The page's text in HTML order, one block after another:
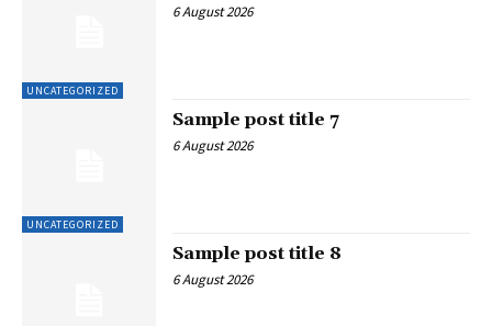
UNCATEGORIZED
6 August 2026
UNCATEGORIZED
Sample post title 7
6 August 2026
Sample post title 8
6 August 2026